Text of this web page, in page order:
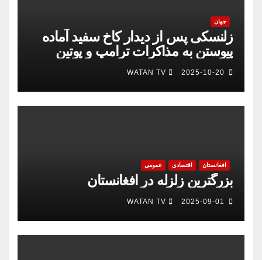
جهان
زلنسکی پس از دیدار کاخ سفید آماده
پیوستن به مذاکرات ترامپ و پوتین
است
2025-10-20
WATAN TV
افغانستان اقتصادی عمومی
بزرگترین زلزله در افغانستان
2025-09-01
WATAN TV